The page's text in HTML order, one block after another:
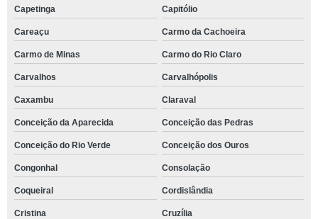
Capetinga Capitólio
Careaçu Carmo da Cachoeira
Carmo de Minas Carmo do Rio Claro
Carvalhos Carvalhópolis
Caxambu Claraval
Conceição da Aparecida Conceição das Pedras
Conceição do Rio Verde Conceição dos Ouros
Congonhal Consolação
Coqueiral Cordislândia
Cristina Cruzília